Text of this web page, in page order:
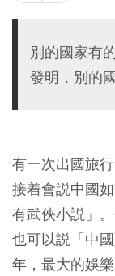
別的國家有
發明，別的
有一次出國旅
接着會説中國
有武俠小説」
也可以説「中
年，最大的娛